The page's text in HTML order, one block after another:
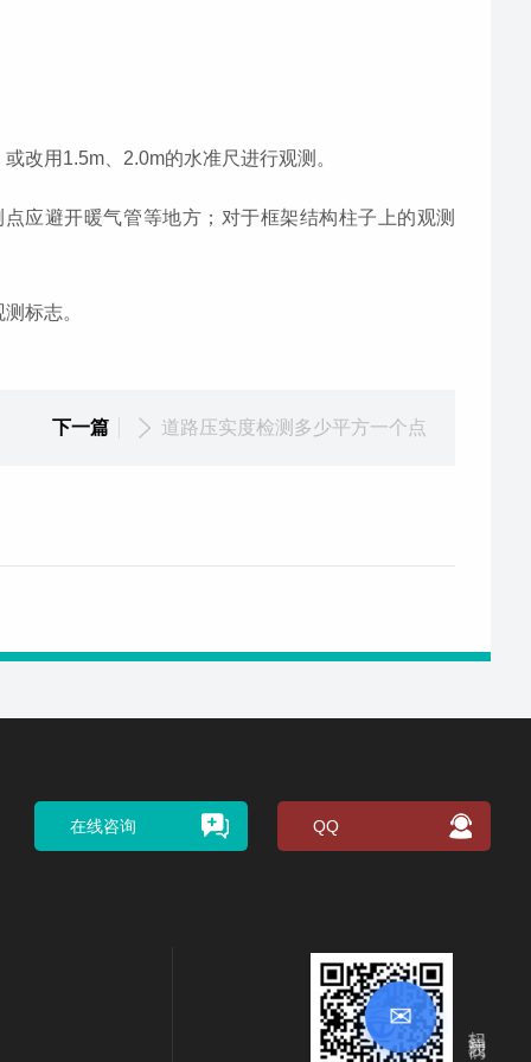
✉
改用1.5m、2.0m的水准尺进行观测。
应避开暖气管等地方；对于框架结构柱子上的观测
标志。
下一篇 道路压实度检测多少平方一个点
在线咨询 QQ